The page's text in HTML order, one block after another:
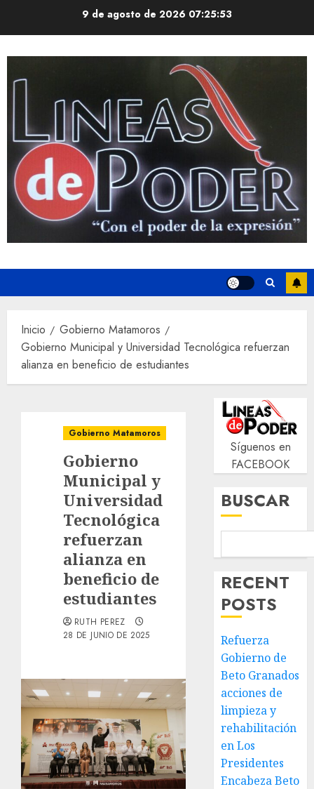
9 de agosto de 2026 07:25:53
Inicio
Gobierno Matamoros
Gobierno Municipal y Universidad Tecnológica refuerzan
alianza en beneficio de estudiantes
Gobierno Matamoros
Gobierno
Municipal y
Universidad
Tecnológica
refuerzan
alianza en
beneficio de
estudiantes
RUTH PEREZ
28 DE JUNIO DE 2025
Síguenos en
FACEBOOK
BUSCAR
RECENT
POSTS
Refuerza
Gobierno de
Beto Granados
acciones de
limpieza y
rehabilitación
en Los
Presidentes
Encabeza Beto